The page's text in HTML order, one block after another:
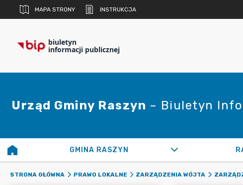
MAPA STRONY INSTRUKCJA
biuletyn
informacji publicznej
Urząd Gminy Raszyn – Biuletyn
GMINA RASZYN
STRONA GŁÓWNA PRAWO LOKALNE ZARZĄDZENIA WÓJTA